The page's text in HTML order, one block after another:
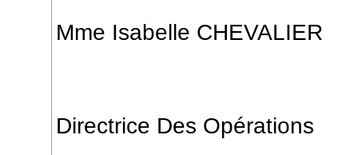
Mme Isabelle CHEVALIER
Directrice Des Opérations